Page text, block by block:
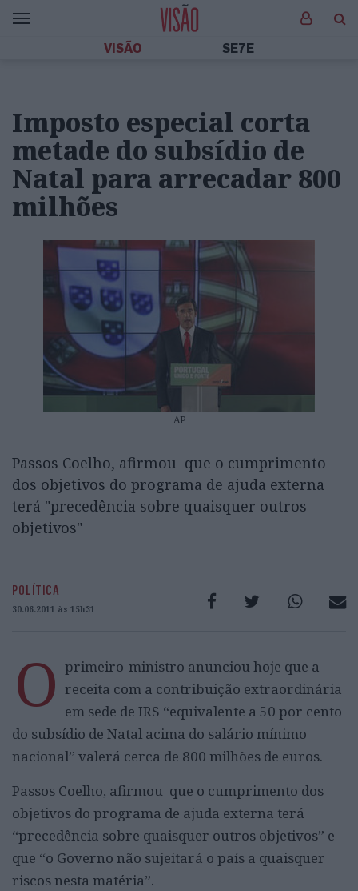
VISÃO SE7E
Imposto especial corta
metade do subsídio de
Natal para arrecadar 800
milhões
AP
Passos Coelho, afirmou que o cumprimento
dos objetivos do programa de ajuda externa
terá "precedência sobre quaisquer outros
objetivos"
POLÍTICA
30.06.2011 às 15h31
O primeiro-ministro anunciou hoje que a
receita com a contribuição extraordinária
em sede de IRS “equivalente a 50 por cento
do subsídio de Natal acima do salário mínimo
nacional” valerá cerca de 800 milhões de euros.
Passos Coelho, afirmou que o cumprimento dos
objetivos do programa de ajuda externa terá
“precedência sobre quaisquer outros objetivos” e
que “o Governo não sujeitará o país a quaisquer
riscos nesta matéria”.